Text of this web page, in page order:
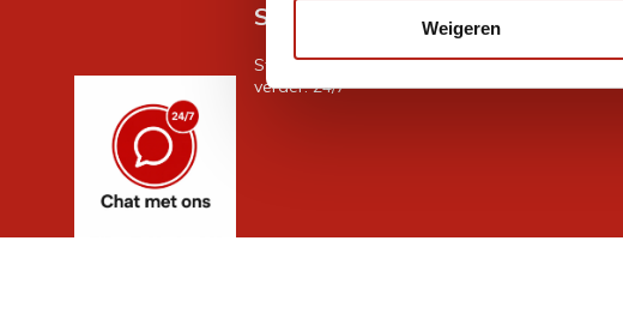
Weigeren
Snel antwoord op je vraag?
Stel je vraag in de chat, en we helpen je graag
verder. 24/7